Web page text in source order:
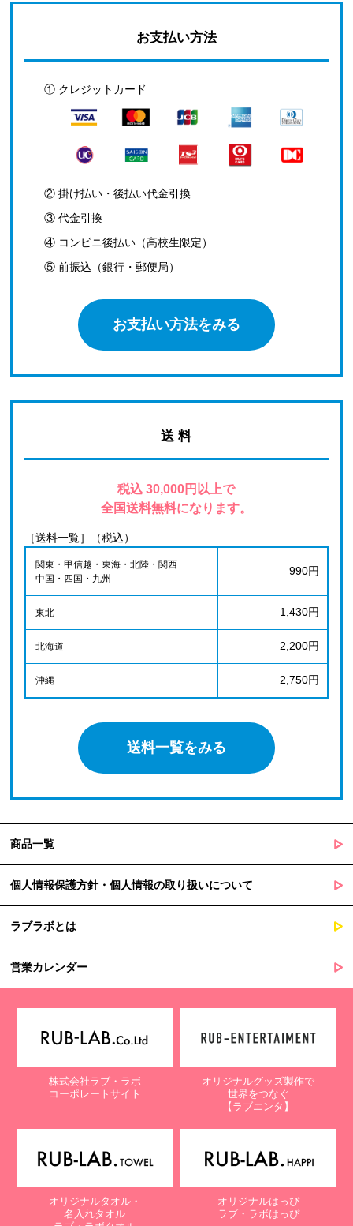
お支払い方法
① クレジットカード
② 掛け払い・後払い代金引換
③ 代金引換
④ コンビニ後払い（高校生限定）
⑤ 前振込（銀行・郵便局）
お支払い方法をみる
送 料
税込 30,000円以上で
全国送料無料になります。
［送料一覧］（税込）
関東・甲信越・東海・北陸・関西
中国・四国・九州
990円
東北 1,430円
北海道 2,200円
沖縄 2,750円
送料一覧をみる
商品一覧
個人情報保護方針・個人情報の取り扱いについて
ラブラボとは
営業カレンダー
株式会社ラブ・ラボ
コーポレートサイト
オリジナルグッズ製作で
世界をつなぐ
【ラブエンタ】
オリジナルタオル・
名入れタオル
オリジナルはっぴ
ラブ・ラボはっぴ